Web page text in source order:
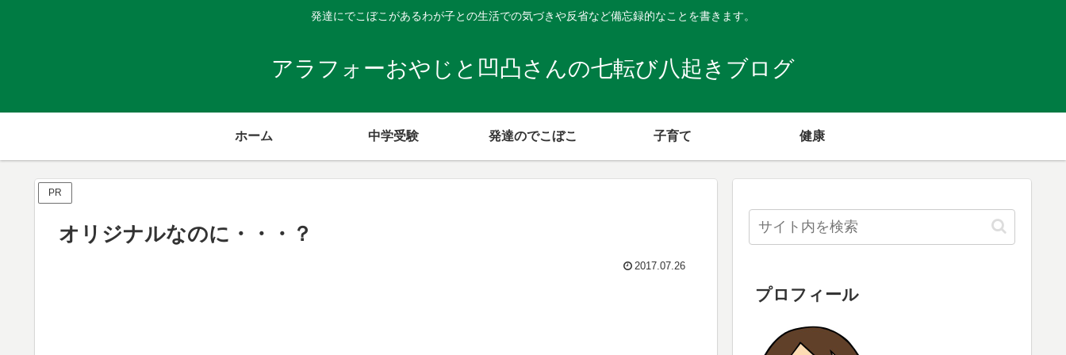
発達にでこぼこがあるわが子との生活での気づきや反省など備忘録的なことを書きます。
アラフォーおやじと凹凸さんの七転び八起きブログ
ホーム 中学受験 発達のでこぼこ 子育て 健康
PR
オリジナルなのに・・・？
2017.07.26
プロフィール